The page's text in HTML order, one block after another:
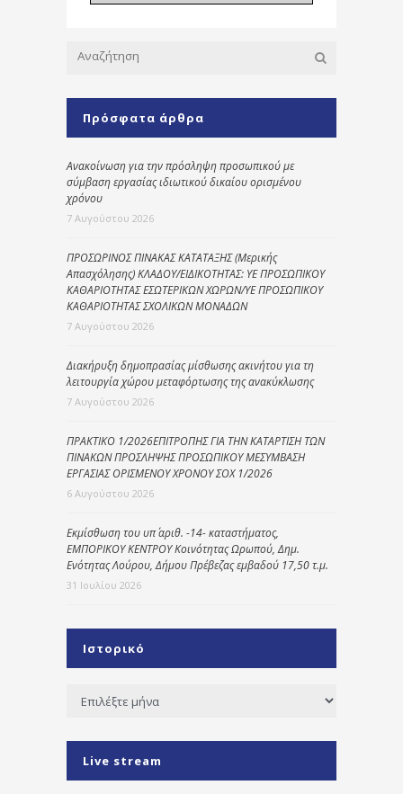
Πρόσφατα άρθρα
Ανακοίνωση για την πρόσληψη προσωπικού με
σύμβαση εργασίας ιδιωτικού δικαίου ορισμένου
χρόνου
7 Αυγούστου 2026
ΠΡΟΣΩΡΙΝΟΣ ΠΙΝΑΚΑΣ ΚΑΤΑΤΑΞΗΣ (Μερικής
Απασχόλησης) ΚΛΑΔΟΥ/ΕΙΔΙΚΟΤΗΤΑΣ: ΥΕ ΠΡΟΣΩΠΙΚΟΥ
ΚΑΘΑΡΙΟΤΗΤΑΣ ΕΣΩΤΕΡΙΚΩΝ ΧΩΡΩΝ/ΥΕ ΠΡΟΣΩΠΙΚΟΥ
ΚΑΘΑΡΙΟΤΗΤΑΣ ΣΧΟΛΙΚΩΝ ΜΟΝΑΔΩΝ
7 Αυγούστου 2026
Διακήρυξη δημοπρασίας μίσθωσης ακινήτου για τη
λειτουργία χώρου μεταφόρτωσης της ανακύκλωσης
7 Αυγούστου 2026
ΠΡΑΚΤΙΚΟ 1/2026ΕΠΙΤΡΟΠΗΣ ΓΙΑ ΤΗΝ ΚΑΤΑΡΤΙΣΗ ΤΩΝ
ΠΙΝΑΚΩΝ ΠΡΟΣΛΗΨΗΣ ΠΡΟΣΩΠΙΚΟΥ ΜΕΣΥΜΒΑΣΗ
ΕΡΓΑΣΙΑΣ ΟΡΙΣΜΕΝΟΥ ΧΡΟΝΟΥ ΣΟΧ 1/2026
6 Αυγούστου 2026
Εκμίσθωση του υπ΄ αριθ. -14- καταστήματος,
ΕΜΠΟΡΙΚΟΥ ΚΕΝΤΡΟΥ Κοινότητας Ωρωπού, Δημ.
Ενότητας Λούρου, Δήμου Πρέβεζας εμβαδού 17,50 τ.μ.
31 Ιουλίου 2026
Ιστορικό
Ιστορικό
Live stream